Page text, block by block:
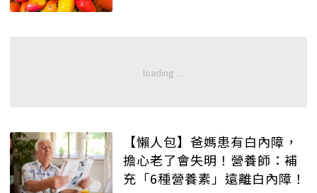
【懶人包】爸媽患有白內障，
擔心老了會失明！營養師：補
充「6種營養素」遠離白內障！